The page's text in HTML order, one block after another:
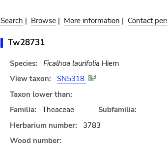
Search | Browse | More information | Contact
Tw28731
Species: Ficalhoa laurifolia Hiern
View taxon:
SN5318
Taxon lower than:
Familia:
Theaceae
Subfamilia:
Herbarium number:
3783
Wood number: